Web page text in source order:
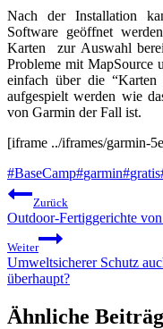
Nach der Installation
Software geöffnet
Karten zur Auswahl
Probleme mit MapSource
einfach über die “Karten
aufgespielt werden wie
von Garmin der Fall ist.
[iframe ../iframes/garmin-
Schlagworte:
#BaseCamp#garmin#gratis
Zurück
Outdoor-Fertiggerichte
Weiter
Umweltsicherer Schutz
überhaupt?
Ähnliche